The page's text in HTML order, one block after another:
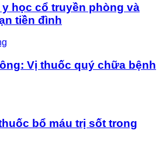
học cổ truyền phòng và
tiền đình
Vị thuốc quý chữa bệnh
bổ máu trị sốt trong